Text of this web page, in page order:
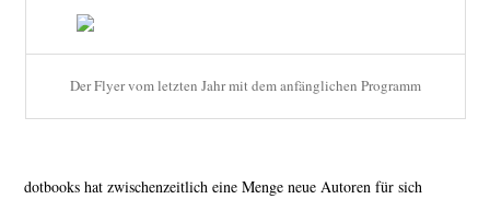
Der Flyer vom letzten Jahr mit dem anfänglichen Programm
dotbooks hat zwischenzeitlich eine Menge neue Autoren für sich